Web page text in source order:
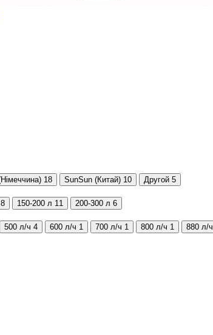
18 SunSun (Китай) 10 Другой 5
8 150-200 л 11 200-300 л 6
500 л/ч 4 600 л/ч 1 700 л/ч 1 800 л/ч 1 880 л/ч